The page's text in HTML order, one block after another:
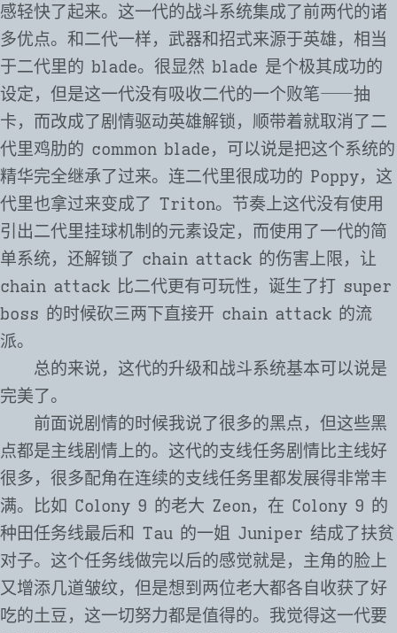
感轻快了起来。这一代的战斗系统集成了前两代的诸
多优点。和二代一样，武器和招式来源于英雄，相当
于二代里的 blade。很显然 blade 是个极其成功的
设定，但是这一代没有吸收二代的一个败笔⸺抽
卡，而改成了剧情驱动英雄解锁，顺带着就取消了二
代里鸡肋的 common blade，可以说是把这个系统的
精华完全继承了过来。连二代里很成功的 Poppy，这
代里也拿过来变成了 Triton。节奏上这代没有使用
引出二代里挂球机制的元素设定，而使用了一代的简
单系统，还解锁了 chain attack 的伤害上限，让
chain attack 比二代更有可玩性，诞生了打 super
boss 的时候砍三两下直接开 chain attack 的流
派。
总的来说，这代的升级和战斗系统基本可以说是
完美了。
前面说剧情的时候我说了很多的黑点，但这些黑
点都是主线剧情上的。这代的支线任务剧情比主线好
很多，很多配角在连续的支线任务里都发展得非常丰
满。比如 Colony 9 的老大 Zeon，在 Colony 9 的
种田任务线最后和 Tau 的一姐 Juniper 结成了扶贫
对子。这个任务线做完以后的感觉就是，主角的脸上
又增添几道皱纹，但是想到两位老大都各自收获了好
吃的土豆，这一切努力都是值得的。我觉得这一代要